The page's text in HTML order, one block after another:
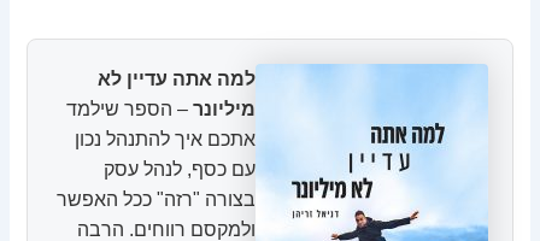
למה אתה עדיין לא
מיליונר – הספר שילמד
אתכם איך להתנהל נכון
עם כסף, לנהל עסק
בצורה "רזה" ככל האפשר
ולמקסם רווחים. הרבה